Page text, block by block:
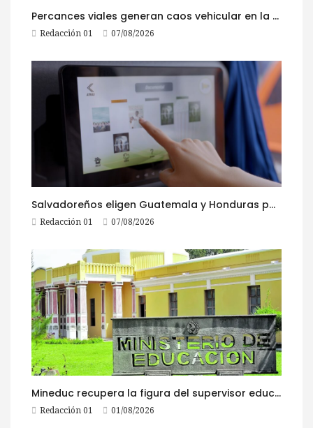
Percances viales generan caos vehicular en la ruta al Pacífico este viernes
Redacción 01 07/08/2026
Salvadoreños eligen Guatemala y Honduras para viajar durante las Fiestas Agostinas
Redacción 01 07/08/2026
Mineduc recupera la figura del supervisor educativo con 968 plazas
Redacción 01 01/08/2026